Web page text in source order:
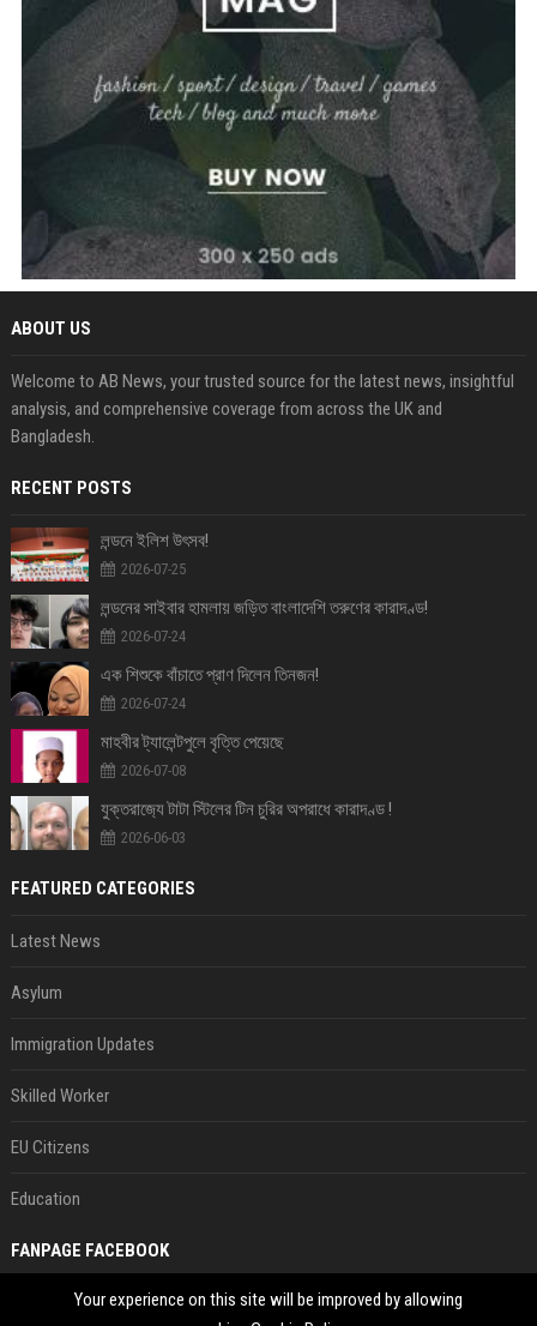
ABOUT US
Welcome to AB News, your trusted source for the latest news, insightful
analysis, and comprehensive coverage from across the UK and
Bangladesh.
RECENT POSTS
লন্ডনে ইলিশ উৎসব!
2026-07-25
লন্ডনের সাইবার হামলায় জড়িত বাংলাদেশি তরুণের কারাদণ্ড!
2026-07-24
এক শিশুকে বাঁচাতে প্রাণ দিলেন তিনজন!
2026-07-24
মাহবীর ট্যালেন্টপুলে বৃত্তি পেয়েছে
2026-07-08
যুক্তরাজ‍্যে টাটা স্টিলের টিন চুরির অপরাধে কারাদণ্ড !
2026-06-03
FEATURED CATEGORIES
Latest News
Asylum
Immigration Updates
Skilled Worker
EU Citizens
Education
FANPAGE FACEBOOK
Your experience on this site will be improved by allowing